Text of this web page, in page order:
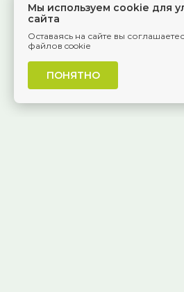
Мы используем cookie для
сайта
Оставаясь на сайте вы
файлов cookie
ПОНЯТНО